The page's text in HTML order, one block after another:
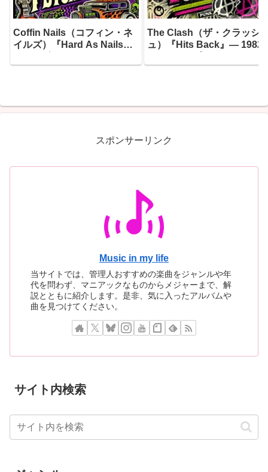
Coffin Nails（コフィン・ネ
イルズ）『Hard As Nails』
産声を上げたサイコビリーの
ァスト、そして最もユーモラ
The Clash（ザ・クラッシ
ュ）『Hits Back』― 1982
ェアディールのステージに
年の時を超えて蘇った
スポンサーリンク
Music in my life
当サイトでは、管理人おすすめの楽曲をジャンルや年
代を問わず、マニアックなものからメジャーまで、解
説とともに紹介します。是非、気に入ったアルバムや
曲を見つけてください。
サイト内検索